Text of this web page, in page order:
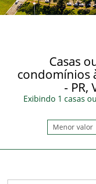
Casas
condomínios
- PR,
Exibindo 1 casas